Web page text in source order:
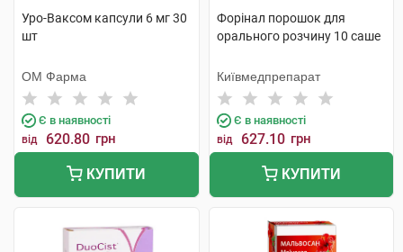
Уро-Ваксом капсули 6 мг 30
шт
ОМ Фарма
Є в наявності
від 620.80 грн
КУПИТИ
Форінал порошок для
орального розчину 10 саше
Київмедпрепарат
Є в наявності
від 627.10 грн
КУПИТИ